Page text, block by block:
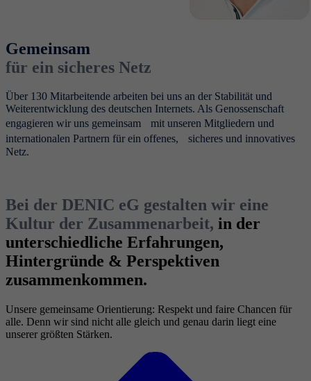
Gemeinsam
für ein sicheres Netz
Über 130 Mitarbeitende arbeiten bei uns an der Stabilität und
Weiterentwicklung des deutschen Internets. Als Genossenschaft
engagieren wir uns gemeinsam mit unseren Mitgliedern und
internationalen Partnern für ein offenes, sicheres und innovatives
Netz.
Bei der DENIC eG gestalten wir eine
Kultur der Zusammenarbeit, in der
unterschiedliche Erfahrungen,
Hintergründe & Perspektiven
zusammenkommen.
Unsere gemeinsame Orientierung: Respekt und faire Chancen für
alle. Denn wir sind nicht alle gleich und genau darin liegt eine
unserer größten Stärken.